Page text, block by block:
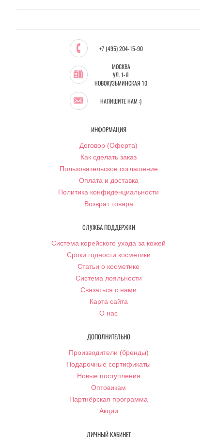
+7 (495) 204-15-90
МОСКВА
УЛ. 1-Я
НОВОКУЗЬМИНСКАЯ 10
НАПИШИТЕ НАМ :)
ИНФОРМАЦИЯ
Договор (Оферта)
Как сделать заказ
Пользовательское соглашение
Оплата и доставка
Политика конфиденциальности
Возврат товара
СЛУЖБА ПОДДЕРЖКИ
Система корейского ухода за кожей
Сроки годности косметики
Статьи о косметике
Система лояльности
Связаться с нами
Карта сайта
О нас
ДОПОЛНИТЕЛЬНО
Производители (бренды)
Подарочные сертификаты
Новые поступления
Оптовикам
Партнёрская программа
Акции
ЛИЧНЫЙ КАБИНЕТ